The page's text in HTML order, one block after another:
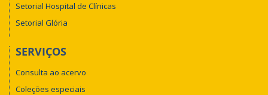
Setorial Hospital de Clínicas
Setorial Glória
SERVIÇOS
Consulta ao acervo
Coleções especiais